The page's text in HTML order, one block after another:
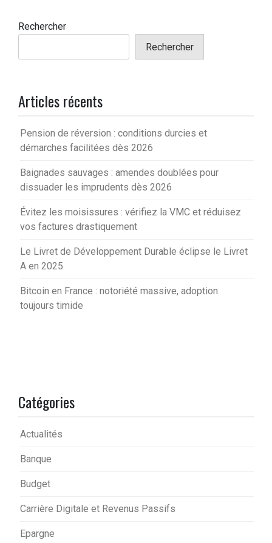
Rechercher
Rechercher
Articles récents
Pension de réversion : conditions durcies et
démarches facilitées dès 2026
Baignades sauvages : amendes doublées pour
dissuader les imprudents dès 2026
Évitez les moisissures : vérifiez la VMC et réduisez
vos factures drastiquement
Le Livret de Développement Durable éclipse le Livret
A en 2025
Bitcoin en France : notoriété massive, adoption
toujours timide
Catégories
Actualités
Banque
Budget
Carrière Digitale et Revenus Passifs
Epargne